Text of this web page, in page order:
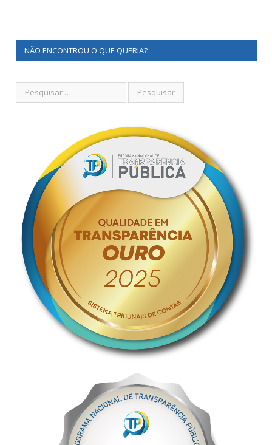
NÃO ENCONTROU O QUE QUERIA?